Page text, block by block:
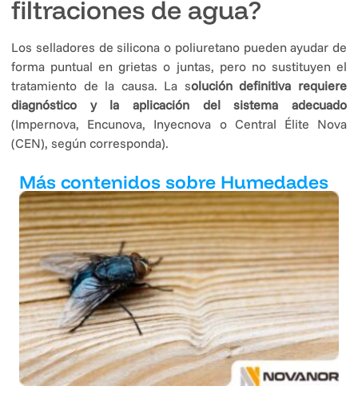
filtraciones de agua?
Los selladores de silicona o poliuretano pueden ayudar de
forma puntual en grietas o juntas, pero no sustituyen el
tratamiento de la causa. La solución definitiva requiere
diagnóstico y la aplicación del sistema adecuado
(Impernova, Encunova, Inyecnova o Central Élite Nova
(CEN), según corresponda).
Más contenidos sobre Humedades